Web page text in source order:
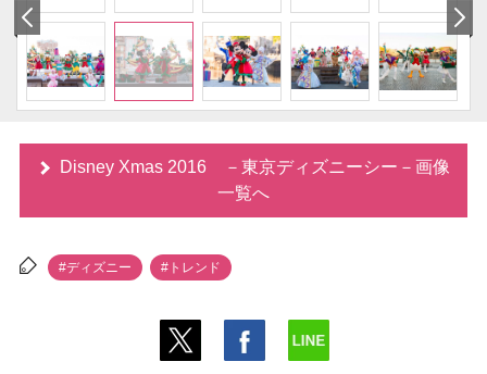
Disney Xmas 2016 －東京ディズニーシー－画像
一覧へ
#ディズニー #トレンド